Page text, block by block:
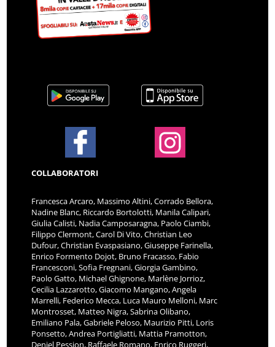
COLLABORATORI
Francesca Arcaro, Massimo Altini, Corrado Bellora,
Nadine Blanc, Riccardo Bortolotti, Manila Calipari,
Giulia Calisti, Nadia Camposaragna, Paolo Ciambi,
Filippo Clermont, Carol Di Vito, Christian Leo
Dufour, Christian Evaspasiano, Giuseppe Farinella,
Enrico Formento Dojot, Bruno Fracasso, Fabio
Francesconi, Sofia Fregnani, Giorgia Gambino,
Paolo Gatto, Michael Ghignone, Marlène Jorrioz,
Cecilia Lazzarotto, Giacomo Mangano, Angela
Marrelli, Federico Mecca, Luca Mauro Melloni, Marc
Montrosset, Matteo Nigra, Sabrina Olibano,
Emiliano Pala, Gabriele Peloso, Maurizio Pitti, Loris
Ponsetto, Andrea Portigliatti, Mattia Pramotton,